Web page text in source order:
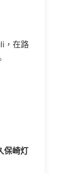
，在路
保崎灯